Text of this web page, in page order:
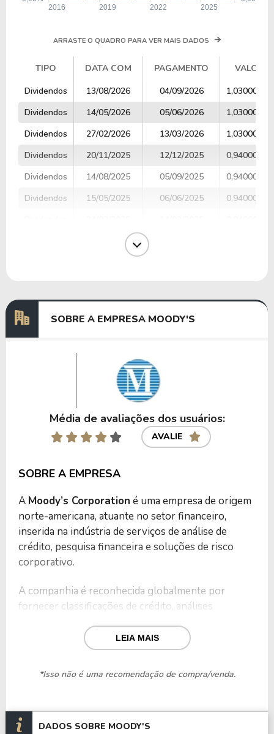
ARRASTE O QUADRO PARA VER MAIS DADOS
TIPO DATA COM PAGAMENTO
VALOR
TIPO
DATA COM PAGAMENTO VALOR
Dividendos 13/08/2026 04/09/2026
1,03000000
Dividendos
14/05/2026 05/06/2026
1,03000000
Dividendos
27/02/2026 13/03/2026
1,03000000
Dividendos
20/11/2025 12/12/2025
0,94000000
Dividendos
14/08/2025 05/09/2025
0,94000000
Dividendos
15/05/2025 06/06/2025
0,94000000
21/11/2024
SOBRE A EMPRESA MOODY'S
Média de avaliações dos usuários:
AVALIE
SOBRE A EMPRESA
A Moody’s Corporation é uma empresa de origem
norte-americana, atuante no setor financeiro,
inserida na indústria de serviços de análise de
crédito, pesquisa financeira e soluções de risco
corporativo.
A companhia é reconhecida globalmente por
fornecer classificações de crédito, análises
que auxiliam instituições financeiras, governos e
empresas na tomada de decisões.
A Moody’s surgiu em 1909, quando John Moody
avaliação de títulos ferroviários, em um contexto de
rápida expansão das emissões de dívida nos
LEIA MAIS
*Isso não é uma recomendação de compra/venda.
DADOS SOBRE MOODY'S